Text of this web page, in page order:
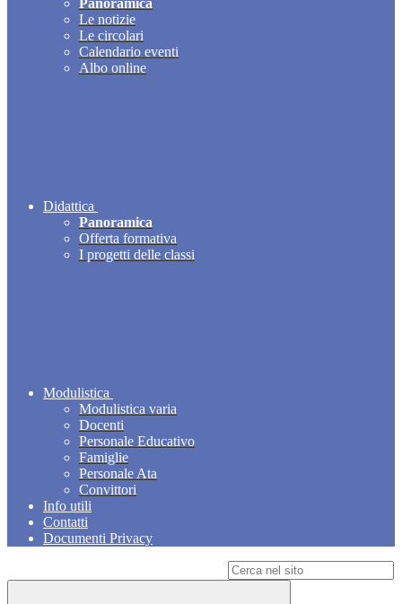
Panoramica
Le notizie
Le circolari
Calendario eventi
Albo online
Didattica
Panoramica
Offerta formativa
I progetti delle classi
Modulistica
Modulistica varia
Docenti
Personale Educativo
Famiglie
Personale Ata
Convittori
Info utili
Contatti
Documenti Privacy